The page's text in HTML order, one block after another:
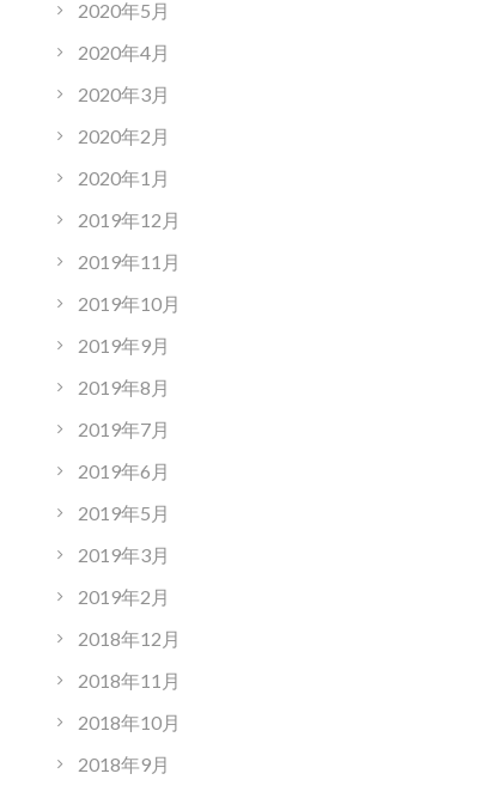
2020年5月
2020年4月
2020年3月
2020年2月
2020年1月
2019年12月
2019年11月
2019年10月
2019年9月
2019年8月
2019年7月
2019年6月
2019年5月
2019年3月
2019年2月
2018年12月
2018年11月
2018年10月
2018年9月